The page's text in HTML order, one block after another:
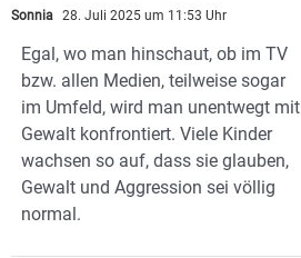
Sonnia 28. Juli 2025 um 11:53 Uhr
Egal, wo man hinschaut, ob im TV
bzw. allen Medien, teilweise sogar
im Umfeld, wird man unentwegt mit
Gewalt konfrontiert. Viele Kinder
wachsen so auf, dass sie glauben,
Gewalt und Aggression sei völlig
normal.